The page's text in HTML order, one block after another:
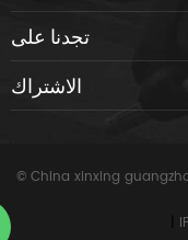
تجدنا على
الاشتراك